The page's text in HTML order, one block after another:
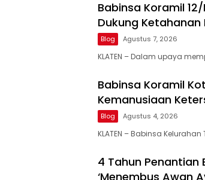
Babinsa Koramil
Dukung
Blog Agustus 7, 2026
KLATEN – Dalam upaya
Babinsa Koramil
Kemanusiaan
Blog Agustus 4, 2026
KLATEN – Babinsa
4 Tahun Penantian
‘Menembus Awan